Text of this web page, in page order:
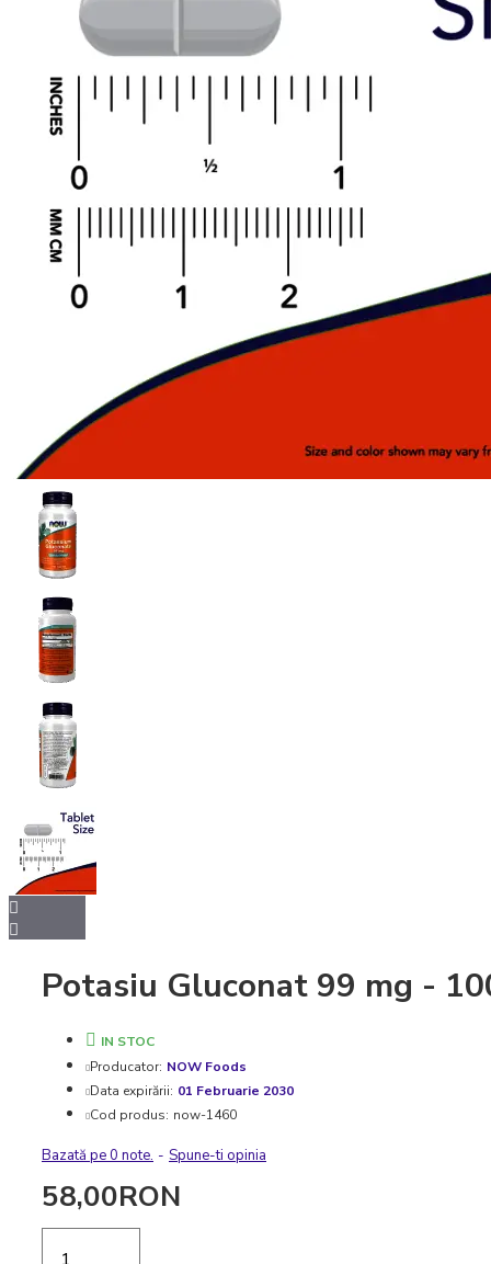
CLA si L-Carnitina
Controlul apetitului
Inlocuitori de masa
Performanță sportivă
Energie si Anduranta
Intra-Workout
Post-Workout
Pre-Workout (Oxid
Proteine
Potasiu Gluconat 99 mg -
IN STOC
Producator: NOW Foods
Data expirării: 01 Februarie 2030
Cod produs: now-1460
Bazată pe 0 note. - Spune-ti opinia
58,00RON